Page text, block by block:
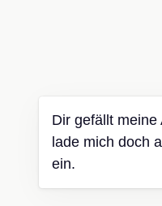
Dir gefällt meine
lade mich doch
ein.